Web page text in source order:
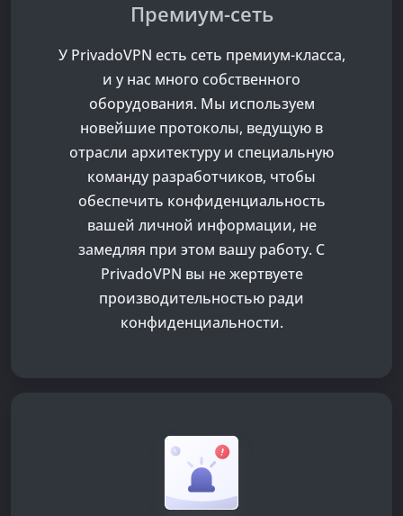
Премиум-сеть
У PrivadoVPN есть сеть премиум-класса,
и у нас много собственного
оборудования. Мы используем
новейшие протоколы, ведущую в
отрасли архитектуру и специальную
команду разработчиков, чтобы
обеспечить конфиденциальность
вашей личной информации, не
замедляя при этом вашу работу. С
PrivadoVPN вы не жертвуете
производительностью ради
конфиденциальности.